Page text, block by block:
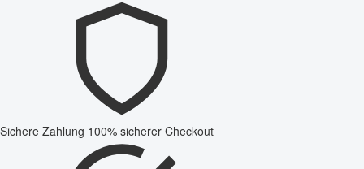
Sichere Zahlung 100% sicherer Checkout